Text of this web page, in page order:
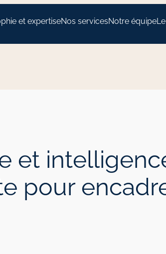
et expertiseNos servicesNotre équipe
et
pour